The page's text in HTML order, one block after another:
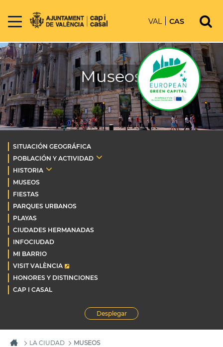
VAL CAS
Museos
SITUACIÓN GEOGRÁFICA
POBLACIÓN Y ACTIVIDAD
HISTORIA
MUSEOS
FIESTAS
PARQUES URBANOS
PLAYAS
CIUDADES HERMANADAS
INFOCIUDAD
MI BARRIO
VISIT VALÈNCIA
HONORES Y DISTINCIONES
CAP I CASAL
Desplegar
LA CIUDAD MUSEOS